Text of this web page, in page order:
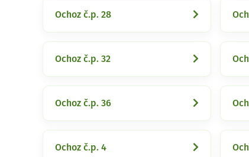
Ochoz č.p. 28
Ochoz č.p. 32
Ochoz č.p. 36
Ochoz č.p. 4